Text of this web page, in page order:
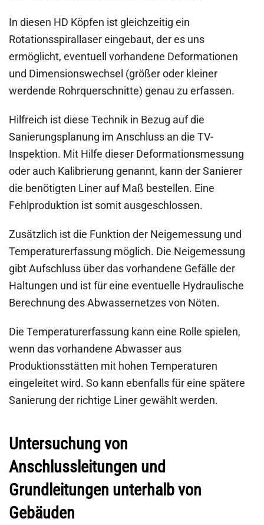
In diesen HD Köpfen ist gleichzeitig ein
Rotationsspirallaser eingebaut, der es uns
ermöglicht, eventuell vorhandene Deformationen
und Dimensionswechsel (größer oder kleiner
werdende Rohrquerschnitte) genau zu erfassen.
Hilfreich ist diese Technik in Bezug auf die
Sanierungsplanung im Anschluss an die TV-
Inspektion. Mit Hilfe dieser Deformationsmessung
oder auch Kalibrierung genannt, kann der Sanierer
die benötigten Liner auf Maß bestellen. Eine
Fehlproduktion ist somit ausgeschlossen.
Zusätzlich ist die Funktion der Neigemessung und
Temperaturerfassung möglich. Die Neigemessung
gibt Aufschluss über das vorhandene Gefälle der
Haltungen und ist für eine eventuelle Hydraulische
Berechnung des Abwassernetzes von Nöten.
Die Temperaturerfassung kann eine Rolle spielen,
wenn das vorhandene Abwasser aus
Produktionsstätten mit hohen Temperaturen
eingeleitet wird. So kann ebenfalls für eine spätere
Sanierung der richtige Liner gewählt werden.
Untersuchung von
Anschlussleitungen und
Grundleitungen unterhalb von
Gebäuden